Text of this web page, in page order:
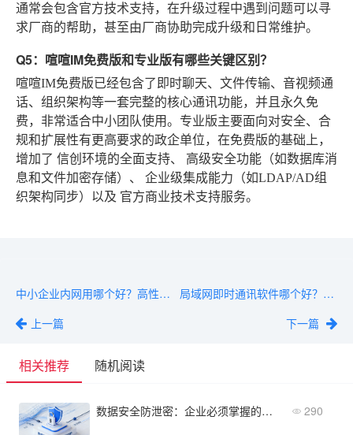
通常会包含官方技术支持，在升级过程中遇到问题可以寻
求厂商的帮助，甚至由厂商协助完成升级和日常维护。
Q5：喧喧IM免费版和专业版有哪些关键区别？
喧喧IM免费版已经包含了即时聊天、文件传输、音视频通
话、组织架构等一套完整的核心通讯功能，并且永久免
费，非常适合中小团队使用。专业版主要面向对安全、合
规和扩展性有更高要求的政企单位，在免费版的基础上，
增加了 信创环境的全面支持、 高级安全功能 （如数据库消
息和文件加密存储）、 企业级集成能力 （如LDAP/AD组
织架构同步）以及 官方商业技术支持服务。
中小企业内网用哪个好？高性价比局域网即时通讯软件推荐
上一篇
局域网即时通讯软件哪个好？5款纯内网产品深度横评
下一篇
相关推荐 随机阅读
数据安全防泄密：企业必须掌握的核心概念与防护策略 290